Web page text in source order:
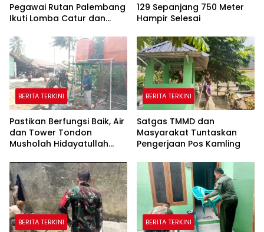
Pegawai Rutan Palembang
Ikuti Lomba Catur dan
129 Sepanjang 750 Meter
Hampir Selesai
BERITA TERKINI
Pastikan Berfungsi Baik, Air
dan Tower Tondon
Musholah Hidayatullah
BERITA TERKINI
Satgas TMMD dan
Masyarakat Tuntaskan
Pengerjaan Pos Kamling
BERITA TERKINI BERITA TERKINI